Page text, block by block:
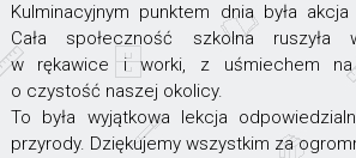
Kulminacyjnym punktem dnia była akcja
Cała społeczność szkolna
w rękawice i worki, z uśmiechem na
o czystość naszej okolicy.
To była wyjątkowa lekcja
przyrody. Dziękujemy wszystkim za